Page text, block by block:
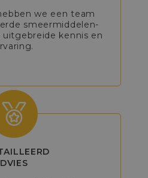
we een team
smeermiddelen-
kennis en